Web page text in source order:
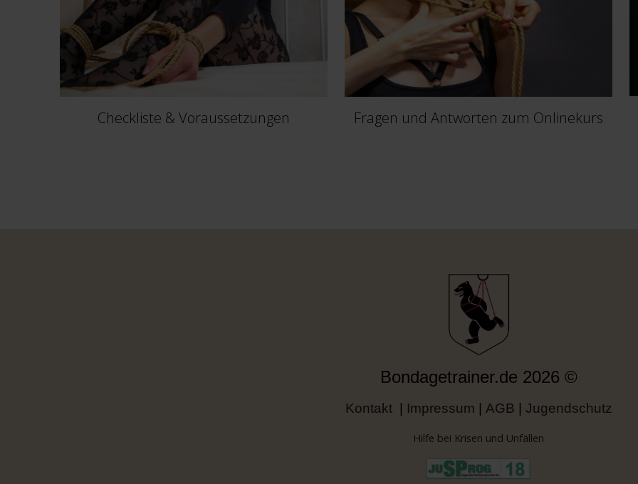
Checkliste & Voraussetzungen Fragen und Antworten zum Onlinekurs
Bondagetrainer.de 2026 ©
Kontakt| Impressum AGB Jugendschutz
Hilfe bei Krisen und Unfällen